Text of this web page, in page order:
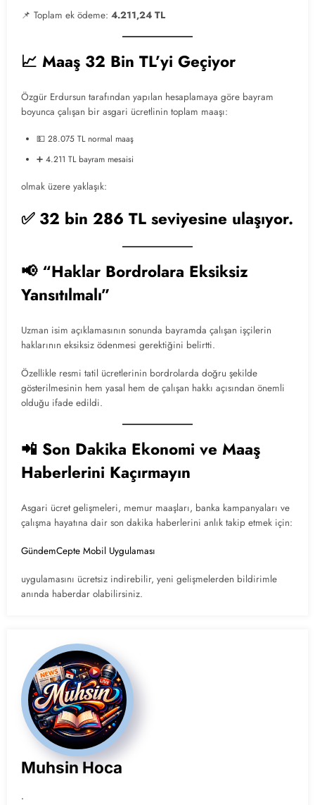
📌 Toplam ek ödeme: 4.211,24 TL
📈 Maaş 32 Bin TL’yi Geçiyor
Özgür Erdursun tarafından yapılan hesaplamaya göre bayram
boyunca çalışan bir asgari ücretlinin toplam maaşı:
💵 28.075 TL normal maaş
➕ 4.211 TL bayram mesaisi
olmak üzere yaklaşık:
✅ 32 bin 286 TL seviyesine ulaşıyor.
📢 “Haklar Bordrolara Eksiksiz
Yansıtılmalı”
Uzman isim açıklamasının sonunda bayramda çalışan işçilerin
haklarının eksiksiz ödenmesi gerektiğini belirtti.
Özellikle resmi tatil ücretlerinin bordrolarda doğru şekilde
gösterilmesinin hem yasal hem de çalışan hakkı açısından önemli
olduğu ifade edildi.
📲 Son Dakika Ekonomi ve Maaş
Haberlerini Kaçırmayın
Asgari ücret gelişmeleri, memur maaşları, banka kampanyaları ve
çalışma hayatına dair son dakika haberlerini anlık takip etmek için:
GündemCepte Mobil Uygulaması
uygulamasını ücretsiz indirebilir, yeni gelişmelerden bildirimle
anında haberdar olabilirsiniz.
Muhsin Hoca
.